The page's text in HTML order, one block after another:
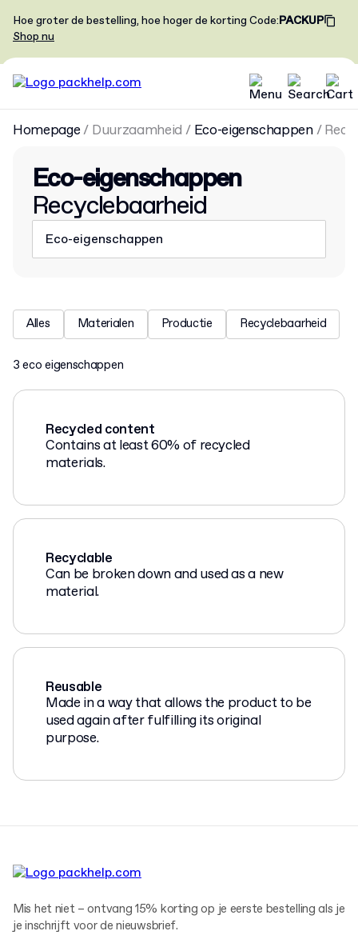
Hoe groter de bestelling, hoe hoger de korting Code:PACKUP
Shop nu
Homepage/ Duurzaamheid / Eco-eigenschappen/
Eco-eigenschappen
Recyclebaarheid
Eco-eigenschappen
Alles Materialen Productie Recyclebaarheid
3 eco eigenschappen
Recycled content
Contains at least 60% of recycled
materials.
Recyclable
Can be broken down and used as a new
material.
Reusable
Made in a way that allows the product to be
used again after fulfilling its original
purpose.
Mis het niet – ontvang 15% korting op je eerste bestelling als je
je inschrijft voor de nieuwsbrief.